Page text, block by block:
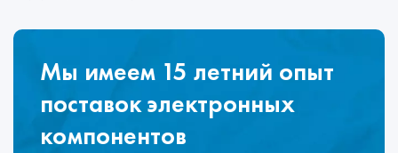
Мы имеем 15 летний опыт
поставок электронных
компонентов